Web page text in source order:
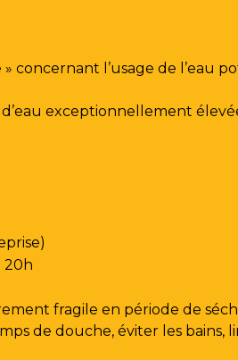
concernant l’usage de l’eau
exceptionnellement
20h
fragile en période de
de douche, éviter les bains,